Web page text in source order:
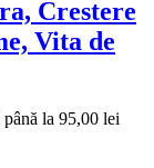
Crestere
Vita de
la 95,00 lei